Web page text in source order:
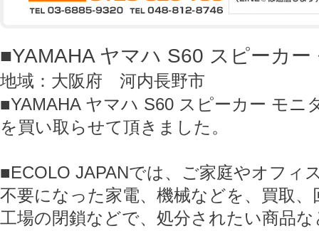
■YAMAHA ヤマハ S60 スピーカ
地域：大阪府 河内長野市
■YAMAHA ヤマハ S60 スピーカー モニ
を買い取らせて頂きました。
■ECOLO JAPANでは、ご家庭やオフィ
不要になった家電、機械などを、買取
工場の閉鎖などで、処分されたい商品な